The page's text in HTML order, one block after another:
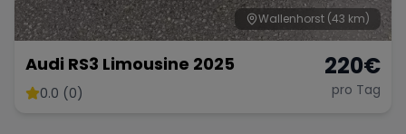
Wallenhorst (43 km)
Audi RS3 Limousine 2025
0.0 (0)
220€
pro Tag